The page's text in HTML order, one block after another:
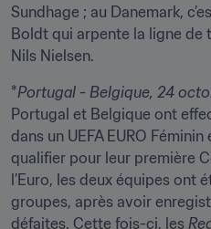
Sundhage ; au Danemark,
Boldt qui arpente la ligne de
Nils Nielsen.
*Portugal - Belgique, 24
Portugal et Belgique ont
dans un UEFA EURO
qualifier pour leur première
l’Euro, les deux équipes ont
groupes, après avoir
défaites. Cette fois-ci, les